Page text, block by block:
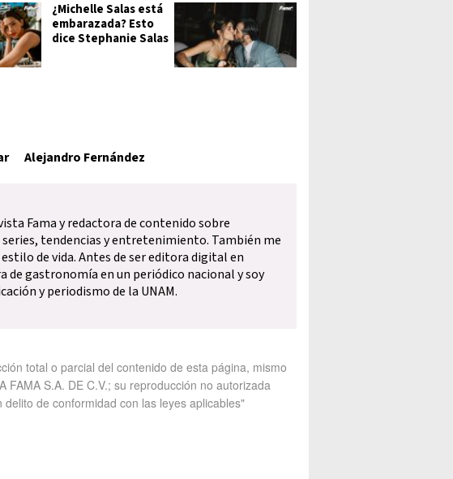
¿Michelle Salas está
embarazada? Esto
dice Stephanie Salas
Alejandro Fernández
Fama y redactora de contenido sobre
tendencias y entretenimiento. También me
de vida. Antes de ser editora digital en
de gastronomía en un periódico nacional y soy
y periodismo de la UNAM.
total o parcial del contenido de esta página, mismo
FAMA S.A. DE C.V.; su reproducción no autorizada
de conformidad con las leyes aplicables"